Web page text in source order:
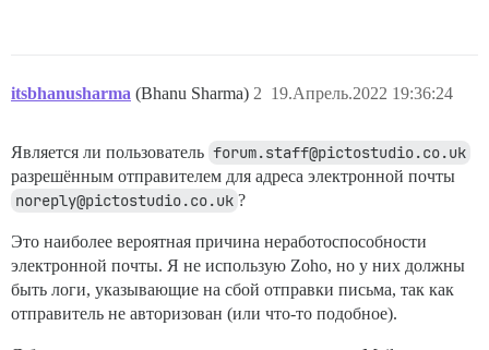
itsbhanusharma (Bhanu Sharma) 19.Апрель.2022 19:36:24
2
Является ли пользователь forum.staff@pictostudio.co.uk
разрешённым отправителем для адреса электронной почты
noreply@pictostudio.co.uk ?
Это наиболее вероятная причина неработоспособности
электронной почты. Я не использую Zoho, но у них должны
быть логи, указывающие на сбой отправки письма, так как
отправитель не авторизован (или что-то подобное).